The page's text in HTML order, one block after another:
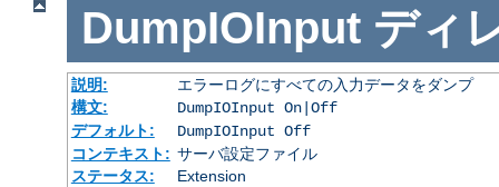
DumpIOInput ディ
説明:
エラーログにすべての入力データをダンプ
構文:
DumpIOInput On|Off
デフォルト:
DumpIOInput Off
コンテキスト: サーバ設定ファイル
ステータス:
Extension